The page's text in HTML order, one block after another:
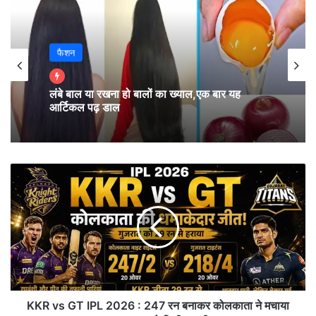
जानिए डिजिटल कलेक्शन, व्यूअरशिप और वायरल रिएक्शन
फैशन
लंबे बाल या रखना हो बालों का ख्याल,एक बार यह
आर्टिकल पढ़ डाल
KKR
vs
GT
IPL
2026
:
247
रन
बनाकर
कोलकाताKKR vs GT IPL 2026 : 247 रन बनाकर कोलकाता ने मचाया